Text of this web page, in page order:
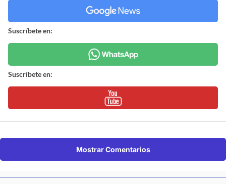
Suscríbete en:
Suscríbete en:
Mostrar Comentarios